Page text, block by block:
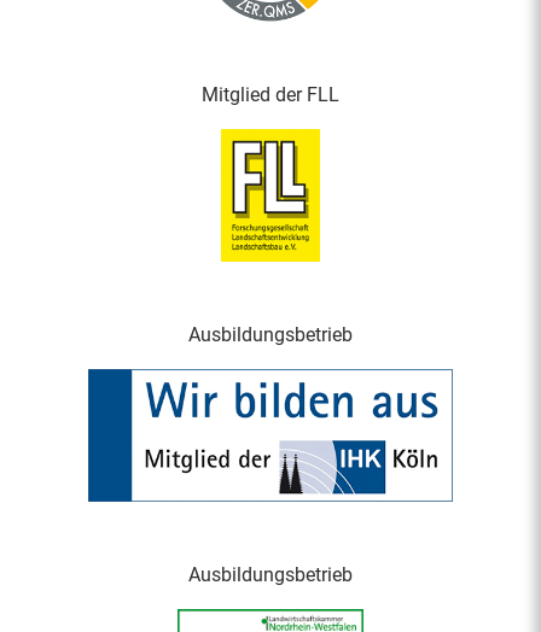
Mitglied der FLL
Ausbildungsbetrieb
Ausbildungsbetrieb